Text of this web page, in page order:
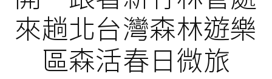
來趟北台灣森林遊樂
區森活春日微旅